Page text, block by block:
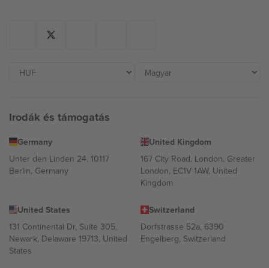
Irodák és támogatás
Germany
Unter den Linden 24, 10117
Berlin, Germany
United Kingdom
167 City Road, London, Greater
London, EC1V 1AW, United
Kingdom
United States
131 Continental Dr, Suite 305,
Newark, Delaware 19713, United
States
Switzerland
Dorfstrasse 52a, 6390
Engelberg, Switzerland